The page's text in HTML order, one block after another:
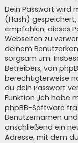
Dein Passwort wird
(Hash) gespeichert,
empfohlen, dieses
Webseiten zu
deinem
sorgsam um.
Betreibers, von
berechtigterweise
du dein Passwort
Funktion „Ich habe
phpBB-Software
Benutzernamen
anschließend ein
Adresse, mit dem